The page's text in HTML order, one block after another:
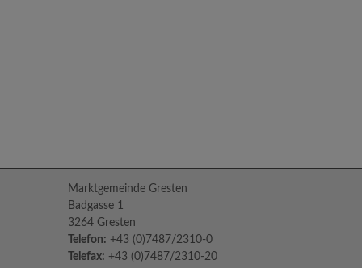
Marktgemeinde Gresten
Badgasse 1
3264 Gresten
Telefon: +43 (0)7487/2310-0
Telefax: +43 (0)7487/2310-20